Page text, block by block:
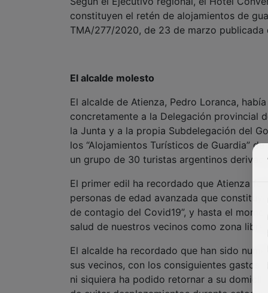
El alcalde molesto
la Junta y a la propia Subdelegación del
los “Alojamientos Turísticos de Guardia”
un grupo de 30 turistas argentinos
El primer edil ha recordado que Atienza
personas de edad avanzada que
de contagio del Covid19”, y hasta el
salud de nuestros vecinos como zona libre
El alcalde ha recordado que han sido
sus vecinos, con los consiguientes gastos
ni siquiera ha podido retornar a su
de evitar desplazamientos durante estos
“por lo que no podemos aceptar sin más
de garantías”.